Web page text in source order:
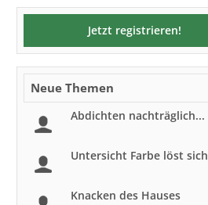
Jetzt registrieren!
Neue Themen
Abdichten nachträglich...
Untersicht Farbe löst sich
Knacken des Hauses